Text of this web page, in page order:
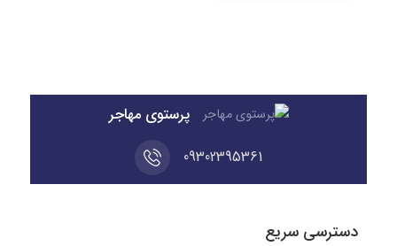
پرستوی مهاجر
09302395361
دسترسی سریع